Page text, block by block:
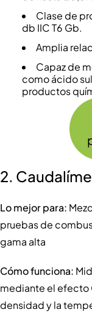
Clase de
db IIC T6 Gb.
Amplia
Capaz de
como ácido
productos
2.
Lo mejor para:
pruebas de
gama alta
Cómo funciona:
mediante el efecto
densidad y la